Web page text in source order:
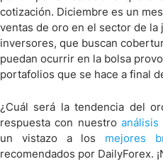
cotización. Diciembre es un
ventas de oro en el sector de
inversores, que buscan
puedan ocurrir en la bolsa
portafolios que se hace a final
¿Cuál será la tendencia del
respuesta con nuestro
un vistazo a los mejores
recomendados por DailyForex.